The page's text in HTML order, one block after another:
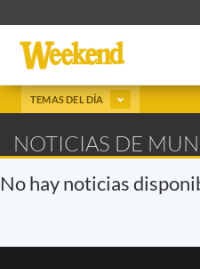
TEMAS DEL DÍA
NOTICIAS DE
No hay noticias